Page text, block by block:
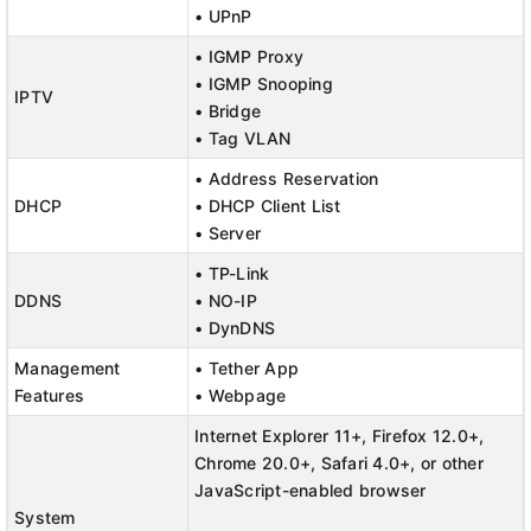
• UPnP
IPTV
• IGMP Proxy
• IGMP Snooping
• Bridge
• Tag VLAN
DHCP
• Address Reservation
• DHCP Client List
• Server
DDNS
• TP-Link
• NO-IP
• DynDNS
Management
Features
• Tether App
• Webpage
System
Internet Explorer 11+, Firefox 12.0+,
Chrome 20.0+, Safari 4.0+, or other
JavaScript-enabled browser